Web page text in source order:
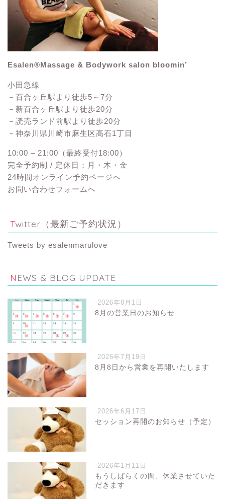
Esalen®Massage & Bodywork salon bloomin’
小田急線
－百合ヶ丘駅より徒歩5～7分
－新百合ヶ丘駅より徒歩20分
－読売ランド前駅より徒歩20分
－神奈川県川崎市麻生区高石1丁目
10:00 – 21:00（最終受付18:00）
完全予約制 / 定休日：月・木・金
24時間オンライン予約ページへ
お問い合わせフォームへ
Twitter（最新ご予約状況）
Tweets by esalenmarulove
NEWS & BLOG UPDATE
2026年8月1日
8月の営業日のお知らせ
2026年7月19日
8月8日から営業を再開いたします
2026年6月17日
セッション再開のお知らせ（予定）
2026年1月11日
もうしばらくの間、休業させていた
だきます